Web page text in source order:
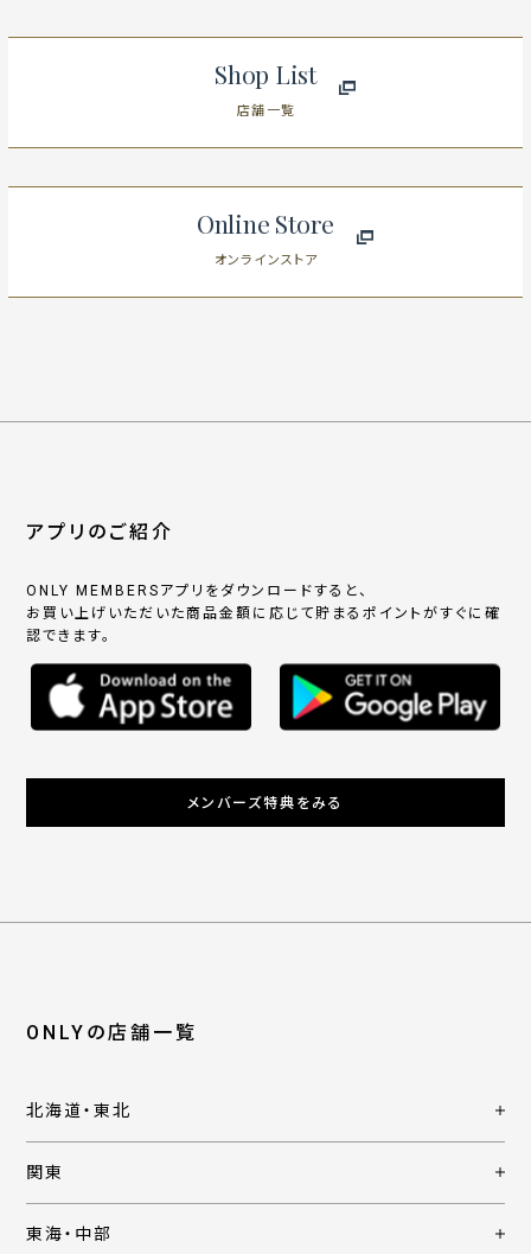
Shop List
店舗一覧
Online Store
オンラインストア
アプリのご紹介
ONLY MEMBERSアプリをダウンロードすると、
お買い上げいただいた商品金額に応じて貯まるポイントがすぐに確
認できます。
メンバーズ特典をみる
ONLYの店舗一覧
北海道・東北
関東
東海・中部